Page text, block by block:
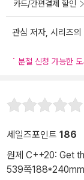
카드/간편결제 할인
관심 저자, 시리즈
분철 신청 가능한
세일즈포인트 186
원제 C++20: Get
539쪽188*240mm